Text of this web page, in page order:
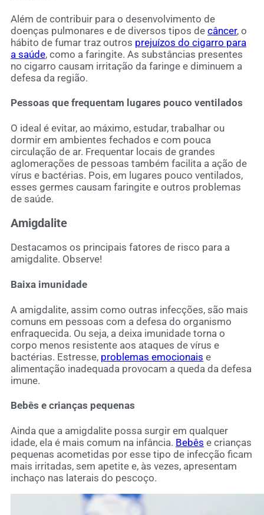
Além de contribuir para o desenvolvimento de
doenças pulmonares e de diversos tipos de câncer, o
hábito de fumar traz outros prejuízos do cigarro para
a saúde, como a faringite. As substâncias presentes
no cigarro causam irritação da faringe e diminuem a
defesa da região.
Pessoas que frequentam lugares pouco ventilados
O ideal é evitar, ao máximo, estudar, trabalhar ou
dormir em ambientes fechados e com pouca
circulação de ar. Frequentar locais de grandes
aglomerações de pessoas também facilita a ação de
vírus e bactérias. Pois, em lugares pouco ventilados,
esses germes causam faringite e outros problemas
de saúde.
Amigdalite
Destacamos os principais fatores de risco para a
amigdalite. Observe!
Baixa imunidade
A amigdalite, assim como outras infecções, são mais
comuns em pessoas com a defesa do organismo
enfraquecida. Ou seja, a deixa imunidade torna o
corpo menos resistente aos ataques de vírus e
bactérias. Estresse, problemas emocionais e
alimentação inadequada provocam a queda da defesa
imune.
Bebês e crianças pequenas
Ainda que a amigdalite possa surgir em qualquer
idade, ela é mais comum na infância. Bebês e crianças
pequenas acometidas por esse tipo de infecção ficam
mais irritadas, sem apetite e, às vezes, apresentam
inchaço nas laterais do pescoço.